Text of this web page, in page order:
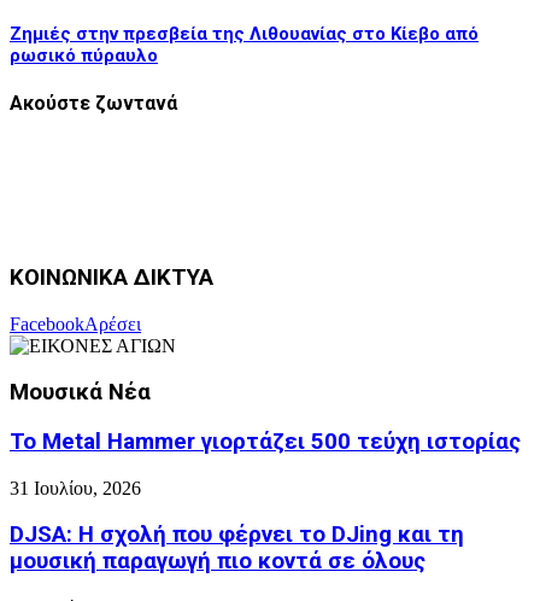
Ζημιές στην πρεσβεία της Λιθουανίας στο Κίεβο από
ρωσικό πύραυλο
Ακούστε ζωντανά
ΚΟΙΝΩΝΙΚΑ ΔΙΚΤΥΑ
FacebookΑρέσει
Μουσικά Νέα
Το Metal Hammer γιορτάζει 500 τεύχη ιστορίας
31 Ιουλίου, 2026
DJSA: Η σχολή που φέρνει το DJing και τη
μουσική παραγωγή πιο κοντά σε όλους